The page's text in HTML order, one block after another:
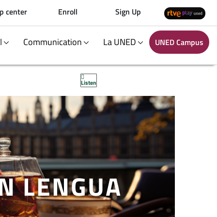
center Enroll Sign Up
Communication La UNED UNED Campus
Listen
LENGUA